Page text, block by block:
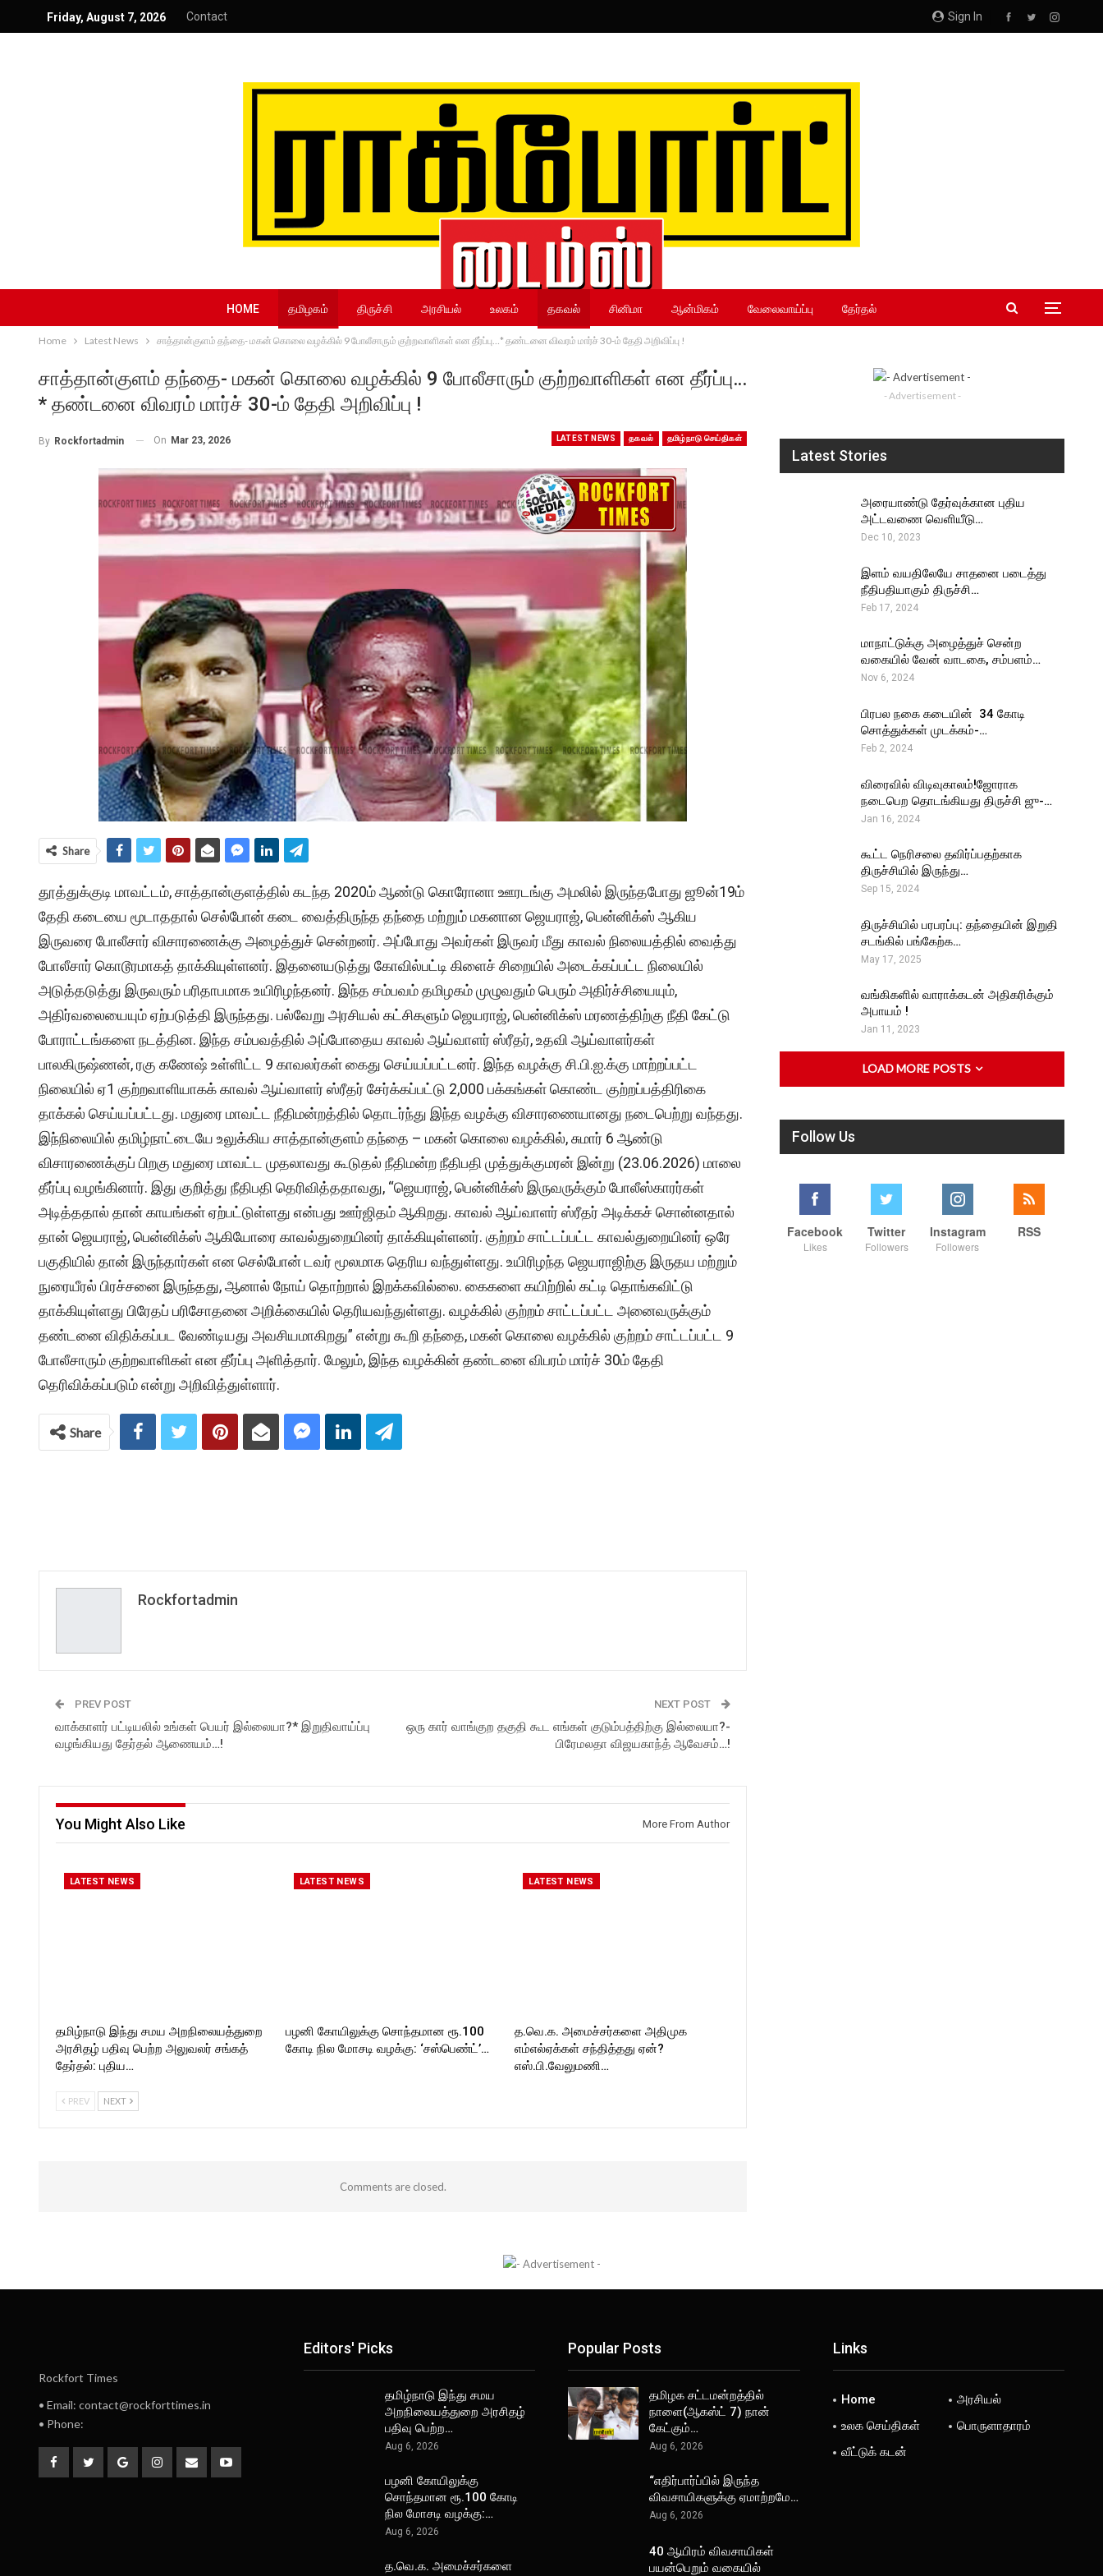
Sign In
Friday, August 7, 2026 Contact
HOME தமிழகம் திருச்சி அரசியல் உலகம் தகவல் சினிமா ஆன்மிகம் வேலைவாய்ப்பு தேர்தல்
Home Latest News சாத்தான்குளம் தந்தை- மகன் கொலை வழக்கில் 9 போலீசாரும் குற்றவாளிகள் என தீர்ப்பு…* தண்டனை விவரம் மார்ச் 30-ம் தேதி அறிவிப்பு !
சாத்தான்குளம் தந்தை- மகன் கொலை வழக்கில் 9 போலீசாரும் குற்றவாளிகள் என தீர்ப்பு…
* தண்டனை விவரம் மார்ச் 30-ம் தேதி அறிவிப்பு !
LATEST NEWS தகவல் தமிழ்நாடு செய்திகள்
By Rockfortadmin On Mar 23, 2026
Share
தூத்துக்குடி மாவட்டம், சாத்தான்குளத்தில் கடந்த 2020ம் ஆண்டு கொரோனா ஊரடங்கு அமலில் இருந்தபோது ஜூன்19ம்
தேதி கடையை மூடாததால் செல்போன் கடை வைத்திருந்த தந்தை மற்றும் மகனான ஜெயராஜ், பென்னிக்ஸ் ஆகிய
இருவரை போலீசார் விசாரணைக்கு அழைத்துச் சென்றனர். அப்போது அவர்கள் இருவர் மீது காவல் நிலையத்தில் வைத்து
போலீசார் கொடூரமாகத் தாக்கியுள்ளனர். இதனையடுத்து கோவில்பட்டி கிளைச் சிறையில் அடைக்கப்பட்ட நிலையில்
அடுத்தடுத்து இருவரும் பரிதாபமாக உயிரிழந்தனர். இந்த சம்பவம் தமிழகம் முழுவதும் பெரும் அதிர்ச்சியையும்,
அதிர்வலையையும் ஏற்படுத்தி இருந்தது. பல்வேறு அரசியல் கட்சிகளும் ஜெயராஜ், பென்னிக்ஸ் மரணத்திற்கு நீதி கேட்டு
போராட்டங்களை நடத்தின. இந்த சம்பவத்தில் அப்போதைய காவல் ஆய்வாளர் ஸ்ரீதர், உதவி ஆய்வாளர்கள்
பாலகிருஷ்ணன், ரகு கணேஷ் உள்ளிட்ட 9 காவலர்கள் கைது செய்யப்பட்டனர். இந்த வழக்கு சி.பி.ஐ.க்கு மாற்றப்பட்ட
நிலையில் ஏ1 குற்றவாளியாகக் காவல் ஆய்வாளர் ஸ்ரீதர் சேர்க்கப்பட்டு 2,000 பக்கங்கள் கொண்ட குற்றப்பத்திரிகை
தாக்கல் செய்யப்பட்டது. மதுரை மாவட்ட நீதிமன்றத்தில் தொடர்ந்து இந்த வழக்கு விசாரணையானது நடைபெற்று வந்தது.
இந்நிலையில் தமிழ்நாட்டையே உலுக்கிய சாத்தான்குளம் தந்தை – மகன் கொலை வழக்கில், சுமார் 6 ஆண்டு
விசாரணைக்குப் பிறகு மதுரை மாவட்ட முதலாவது கூடுதல் நீதிமன்ற நீதிபதி முத்துக்குமரன் இன்று (23.06.2026) மாலை
தீர்ப்பு வழங்கினார். இது குறித்து நீதிபதி தெரிவித்ததாவது, “ஜெயராஜ், பென்னிக்ஸ் இருவருக்கும் போலீஸ்காரர்கள்
அடித்ததால் தான் காயங்கள் ஏற்பட்டுள்ளது என்பது ஊர்ஜிதம் ஆகிறது. காவல் ஆய்வாளர் ஸ்ரீதர் அடிக்கச் சொன்னதால்
தான் ஜெயராஜ், பென்னிக்ஸ் ஆகியோரை காவல்துறையினர் தாக்கியுள்ளனர். குற்றம் சாட்டப்பட்ட காவல்துறையினர் ஒரே
பகுதியில் தான் இருந்தார்கள் என செல்போன் டவர் மூலமாக தெரிய வந்துள்ளது. உயிரிழந்த ஜெயராஜிற்கு இருதய மற்றும்
நுரையீரல் பிரச்சனை இருந்தது, ஆனால் நோய் தொற்றால் இறக்கவில்லை. கைகளை கயிற்றில் கட்டி தொங்கவிட்டு
தாக்கியுள்ளது பிரேதப் பரிசோதனை அறிக்கையில் தெரியவந்துள்ளது. வழக்கில் குற்றம் சாட்டப்பட்ட அனைவருக்கும்
தண்டனை விதிக்கப்பட வேண்டியது அவசியமாகிறது” என்று கூறி தந்தை, மகன் கொலை வழக்கில் குற்றம் சாட்டப்பட்ட 9
போலீசாரும் குற்றவாளிகள் என தீர்ப்பு அளித்தார். மேலும், இந்த வழக்கின் தண்டனை விபரம் மார்ச் 30ம் தேதி
தெரிவிக்கப்படும் என்று அறிவித்துள்ளார்.
Share
Rockfortadmin
PREV POST
வாக்காளர் பட்டியலில் உங்கள் பெயர் இல்லையா?* இறுதிவாய்ப்பு
வழங்கியது தேர்தல் ஆணையம்…!
NEXT POST
ஒரு கார் வாங்குற தகுதி கூட எங்கள் குடும்பத்திற்கு இல்லையா?-
பிரேமலதா விஜயகாந்த் ஆவேசம்…!
You Might Also Like More From Author
LATEST NEWS
தமிழ்நாடு இந்து சமய அறநிலையத்துறை
அரசிதழ் பதிவு பெற்ற அலுவலர் சங்கத்
தேர்தல்: புதிய…
LATEST NEWS
பழனி கோயிலுக்கு சொந்தமான ரூ.100
கோடி நில மோசடி வழக்கு: ‘சஸ்பெண்ட்’…
LATEST NEWS
த.வெ.க. அமைச்சர்களை அதிமுக
எம்எல்ஏக்கள் சந்தித்தது ஏன்?
எஸ்.பி.வேலுமணி…
PREV NEXT
Comments are closed.
- Advertisement -
Latest Stories
அரையாண்டு தேர்வுக்கான புதிய
அட்டவணை வெளியீடு…
Dec 10, 2023
இளம் வயதிலேயே சாதனை படைத்து
நீதிபதியாகும் திருச்சி…
Feb 17, 2024
மாநாட்டுக்கு அழைத்துச் சென்ற
வகையில் வேன் வாடகை, சம்பளம்…
Nov 6, 2024
பிரபல நகை கடையின் ₹ 34 கோடி
சொத்துக்கள் முடக்கம்-…
Feb 2, 2024
விரைவில் விடிவுகாலம்!ஜோராக
நடைபெற தொடங்கியது திருச்சி ஜு-…
Jan 16, 2024
கூட்ட நெரிசலை தவிர்ப்பதற்காக
திருச்சியில் இருந்து…
Sep 15, 2024
திருச்சியில் பரபரப்பு: தந்தையின் இறுதி
சடங்கில் பங்கேற்க…
May 17, 2025
வங்கிகளில் வாராக்கடன் அதிகரிக்கும்
அபாயம் !
Jan 11, 2023
LOAD MORE POSTS
Follow Us
Facebook
Likes
Twitter
Followers
Instagram
Followers
RSS
Rockfort Times
• Email: contact@rockforttimes.in
• Phone:
Editors' Picks
தமிழ்நாடு இந்து சமய
அறநிலையத்துறை அரசிதழ்
பதிவு பெற்ற…
Aug 6, 2026
பழனி கோயிலுக்கு
சொந்தமான ரூ.100 கோடி
நில மோசடி வழக்கு:…
Aug 6, 2026
த.வெ.க. அமைச்சர்களை
Popular Posts
தமிழக சட்டமன்றத்தில்
நாளை(ஆகஸ்ட் 7) நான்
கேட்கும்…
Aug 6, 2026
“எதிர்பார்ப்பில் இருந்த
விவசாயிகளுக்கு ஏமாற்றமே…
Aug 6, 2026
40 ஆயிரம் விவசாயிகள்
பயன்பெறும் வகையில்
Links
Home
அரசியல்
உலக செய்திகள்
பொருளாதாரம்
வீட்டுக் கடன்